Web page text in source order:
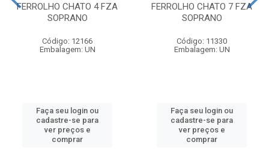
FERROLHO CHATO 4 FZA
SOPRANO
Código: 12166
Embalagem: UN
Faça seu login ou
cadastre-se para
ver preços e
comprar
FERROLHO CHATO 7 FZA
SOPRANO
Código: 11330
Embalagem: UN
Faça seu login ou
cadastre-se para
ver preços e
comprar